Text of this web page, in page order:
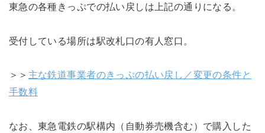
東急の各種きっぷでの払い戻しは上記の通りになる。
受付している場所は駅改札口の有人窓口。
＞＞ 主な鉄道事業者のきっぷの払い戻し／変更の条件と
手数料
なお、東急電鉄の駅構内（自動券売機含む）で購入した